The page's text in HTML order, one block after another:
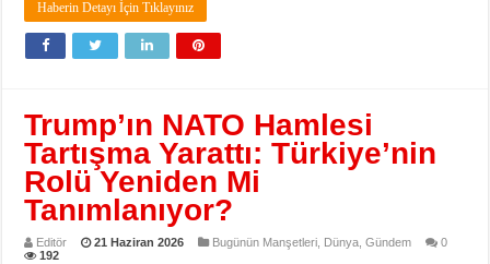
Haberin Detayı İçin Tıklayınız
Trump’ın NATO Hamlesi
Tartışma Yarattı: Türkiye’nin
Rolü Yeniden Mi
Tanımlanıyor?
Editör 21 Haziran 2026 Bugünün Manşetleri Dünya ,Gündem
0
192